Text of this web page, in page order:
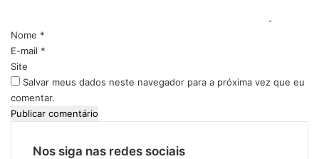
i
o
*
Nome *
E-mail *
Site
Salvar meus dados neste navegador para a próxima vez que eu
comentar.
Nos siga nas redes sociais